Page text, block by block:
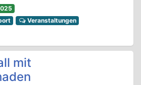
Veranstaltungen
mit